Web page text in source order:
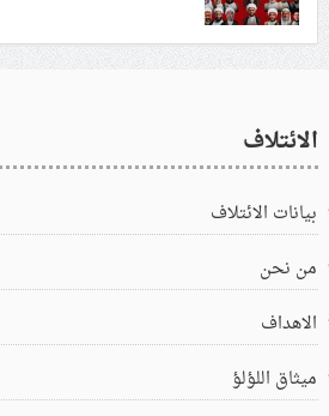
الائتلاف
بيانات الائتلاف
من نحن
الاهداف
ميثاق اللؤلؤ